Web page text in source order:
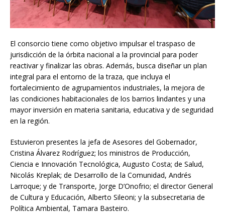
El consorcio tiene como objetivo impulsar el traspaso de
jurisdicción de la órbita nacional a la provincial para poder
reactivar y finalizar las obras. Además, busca diseñar un plan
integral para el entorno de la traza, que incluya el
fortalecimiento de agrupamientos industriales, la mejora de
las condiciones habitacionales de los barrios lindantes y una
mayor inversión en materia sanitaria, educativa y de seguridad
en la región.
Estuvieron presentes la jefa de Asesores del Gobernador,
Cristina Álvarez Rodríguez; los ministros de Producción,
Ciencia e Innovación Tecnológica, Augusto Costa; de Salud,
Nicolás Kreplak; de Desarrollo de la Comunidad, Andrés
Larroque; y de Transporte, Jorge D’Onofrio; el director General
de Cultura y Educación, Alberto Sileoni; y la subsecretaria de
Política Ambiental, Tamara Basteiro.